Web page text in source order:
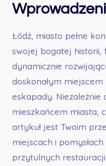
Łódź, miasto pełne
swojej bogatej
dynamicznie
doskonałym
eskapady. Niezależnie
mieszkańcem miasta,
artykuł jest Twoim
miejscach i
przytulnych